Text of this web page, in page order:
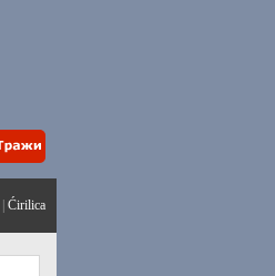
Ćirilica